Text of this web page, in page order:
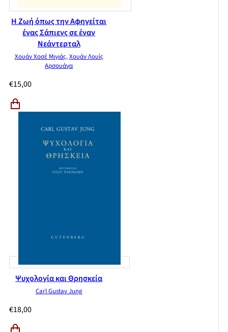
Η Ζωή όπως την Αφηγείται
ένας Σάπιενς σε έναν
Νεάντερταλ
Χουάν Χοσέ Μιγιάς,Χουάν Λουίς
Αρσουάγα
€15,00
Ψυχολογία και Θρησκεία
Carl Gustav Jung
€18,00